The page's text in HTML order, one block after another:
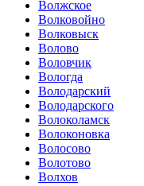
Волжское
Волковойно
Волковыск
Волово
Воловчик
Вологда
Володарский
Володарского
Волоколамск
Волоконовка
Волосово
Волотово
Волхов